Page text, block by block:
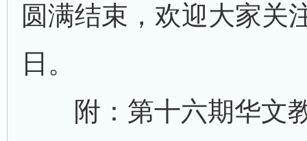
圆满结束，欢迎大家关
日。
附：第十六期华文